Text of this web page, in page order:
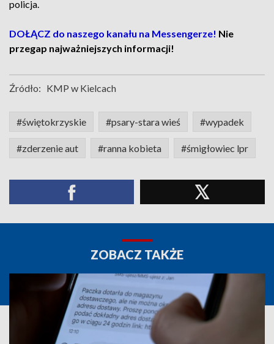
policja.
DOŁĄCZ do naszego kanału na Messengerze! Nie
przegap najważniejszych informacji!
Źródło: KMP w Kielcach
#świętokrzyskie #psary-stara wieś #wypadek
#zderzenie aut #ranna kobieta #śmigłowiec lpr
ZOBACZ TAKŻE